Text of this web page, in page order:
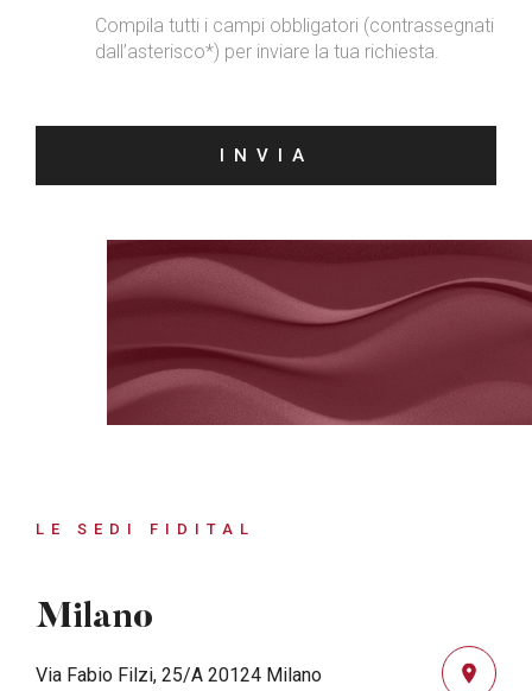
Compila tutti i campi obbligatori (contrassegnati
dall’asterisco*) per inviare la tua richiesta.
LE SEDI FIDITAL
Milano
Via Fabio Filzi, 25/A 20124 Milano